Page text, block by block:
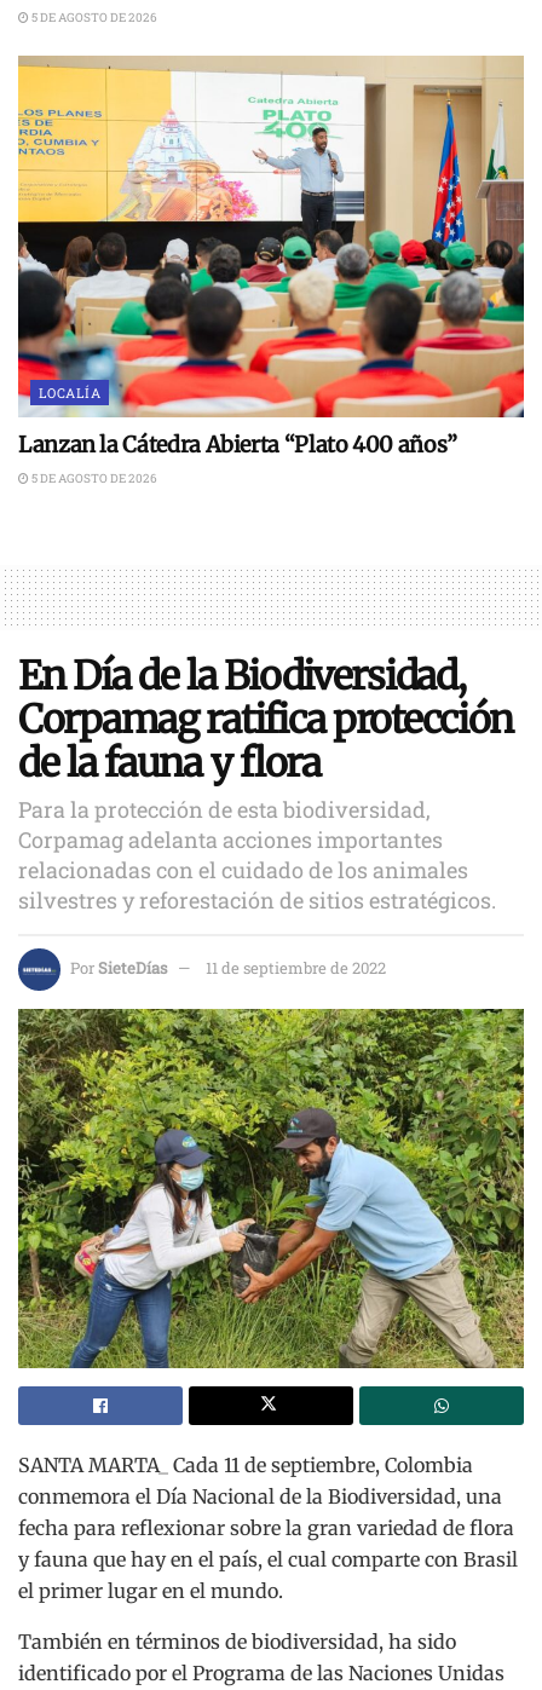
5 DE AGOSTO DE 2026
LOCALÍA
Lanzan la Cátedra Abierta “Plato 400 años”
5 DE AGOSTO DE 2026
En Día de la Biodiversidad,
Corpamag ratifica protección
de la fauna y flora
Para la protección de esta biodiversidad,
Corpamag adelanta acciones importantes
relacionadas con el cuidado de los animales
silvestres y reforestación de sitios estratégicos.
PorSieteDías 11 de septiembre de 2022
SANTA MARTA_ Cada 11 de septiembre, Colombia
conmemora el Día Nacional de la Biodiversidad, una
fecha para reflexionar sobre la gran variedad de flora
y fauna que hay en el país, el cual comparte con Brasil
el primer lugar en el mundo.
También en términos de biodiversidad, ha sido
identificado por el Programa de las Naciones Unidas